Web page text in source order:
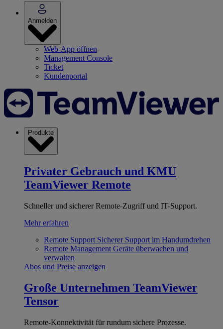
Anmelden
Web-App öffnen
Management Console
Ticket
Kundenportal
Produkte
Privater Gebrauch und KMU
TeamViewer Remote
Schneller und sicherer Remote-Zugriff und IT-Support.
Mehr erfahren
Remote Support Sicherer Support im Handumdrehen
Remote Management Geräte überwachen und
verwalten
Abos und Preise anzeigen
Große Unternehmen TeamViewer
Tensor
Remote-Konnektivität für rundum sichere Prozesse.